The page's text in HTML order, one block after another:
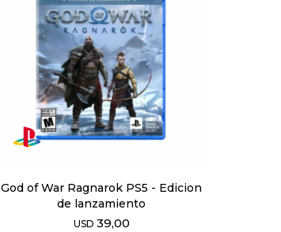
God of War Ragnarok PS5 - Edicion
de lanzamiento
USD 39,00